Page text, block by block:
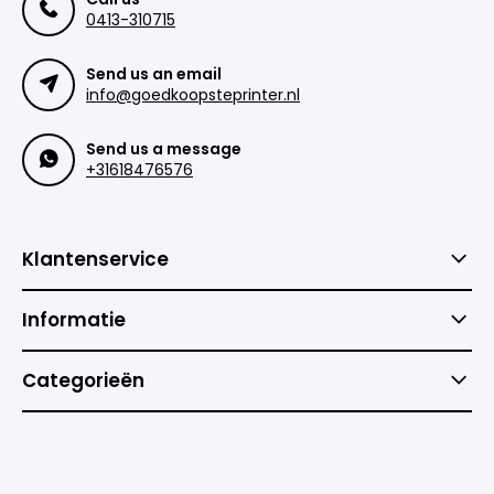
0413-310715
Send us an email
info@goedkoopsteprinter.nl
Send us a message
+31618476576
Klantenservice
Informatie
Categorieën